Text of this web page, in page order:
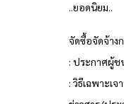
..ยอดนิยม..
จัดซื้อจัดจ้าง
: ประกาศผู้ช
: วิธีเฉพาะเจ